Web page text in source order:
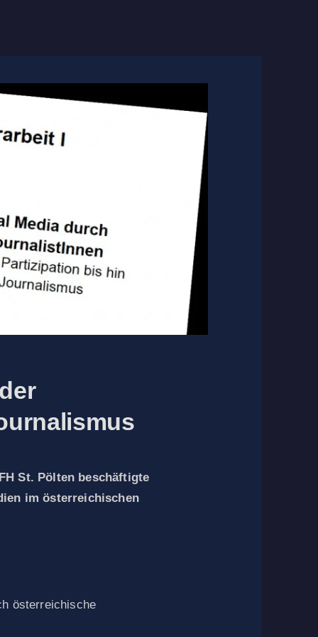
St. Pölten beschäftigte
im österreichischen
österreichische